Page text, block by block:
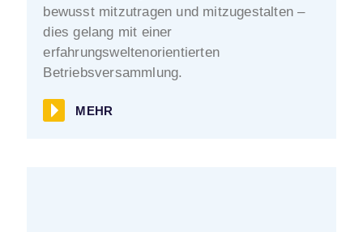
bewusst mitzutragen und mitzugestalten –
dies gelang mit einer
erfahrungsweltenorientierten
Betriebsversammlung.
MEHR